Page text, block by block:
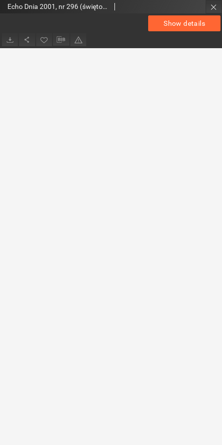
Show details
Echo Dnia 2001, nr 296 (świętokrzyskie 3)